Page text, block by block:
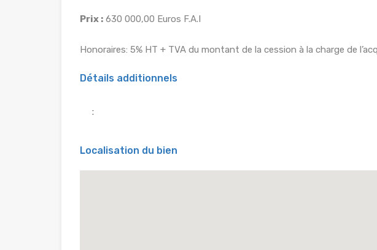
Prix : 630 000,00 Euros F.A.I
Honoraires: 5% HT + TVA du montant de la cession à la charge de
Détails additionnels
:
Localisation du bien